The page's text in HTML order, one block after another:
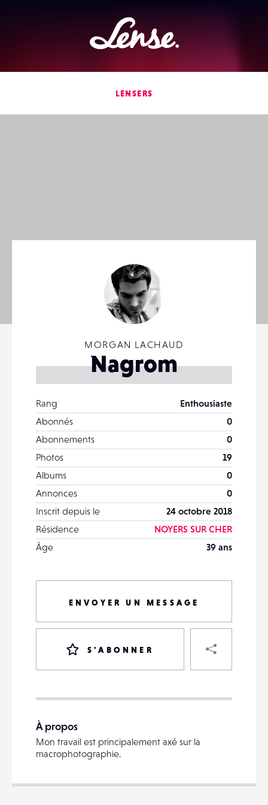
Lense
LENSERS
MORGAN LACHAUD
Nagrom
Rang
Enthousiaste
Abonnés
0
Abonnements
0
Photos
19
Albums
0
Annonces
0
Inscrit depuis le
24 octobre 2018
Résidence
NOYERS SUR CHER
Âge
39 ans
ENVOYER UN MESSAGE
S'ABONNER
À propos
Mon travail est principalement axé sur la
macrophotographie.